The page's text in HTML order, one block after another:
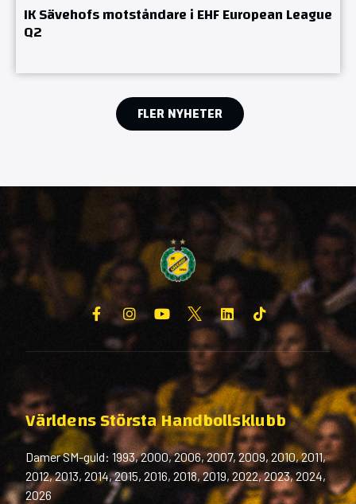
IK Sävehofs motståndare i EHF European League
Q2
FLER NYHETER
Världens Största Handbollsklubb
Damer SM-guld: 1993, 2000, 2006, 2007, 2009, 2010, 2011,
2012, 2013, 2014, 2015, 2016, 2018, 2019, 2022, 2023, 2024,
2026